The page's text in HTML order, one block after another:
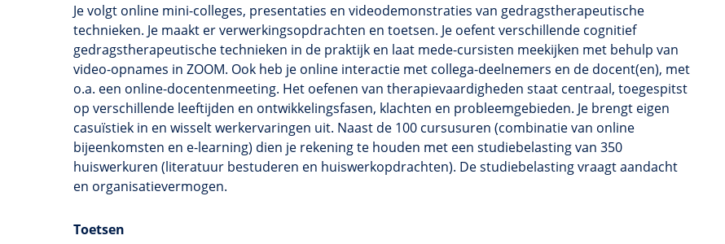
Je volgt online mini-colleges, presentaties en videodemonstraties van gedragstherapeutische
technieken. Je maakt er verwerkingsopdrachten en toetsen. Je oefent verschillende cognitief
gedragstherapeutische technieken in de praktijk en laat mede-cursisten meekijken met behulp van
video-opnames in ZOOM. Ook heb je online interactie met collega-deelnemers en de docent(en), met
o.a. een online-docentenmeeting. Het oefenen van therapievaardigheden staat centraal, toegespitst
op verschillende leeftijden en ontwikkelingsfasen, klachten en probleemgebieden. Je brengt eigen
casuïstiek in en wisselt werkervaringen uit. Naast de 100 cursusuren (combinatie van online
bijeenkomsten en e-learning) dien je rekening te houden met een studiebelasting van 350
huiswerkuren (literatuur bestuderen en huiswerkopdrachten). De studiebelasting vraagt aandacht
en organisatievermogen.
Toetsen